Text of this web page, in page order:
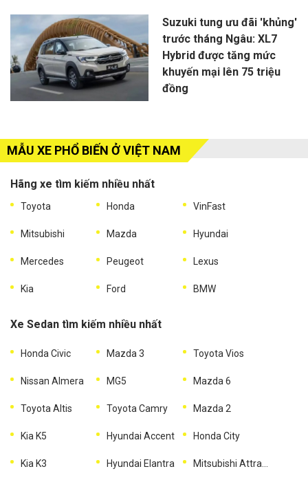
Suzuki tung ưu đãi 'khủng'
trước tháng Ngâu: XL7
Hybrid được tăng mức
khuyến mại lên 75 triệu
đồng
MẪU XE PHỔ BIẾN Ở VIỆT NAM
Hãng xe tìm kiếm nhiều nhất
Toyota Honda VinFast
Mitsubishi Mazda Hyundai
Mercedes Peugeot Lexus
Kia Ford BMW
Xe Sedan tìm kiếm nhiều nhất
Honda Civic Mazda 3 Toyota Vios
Nissan Almera MG5 Mazda 6
Toyota Altis Toyota Camry Mazda 2
Kia K5 Hyundai Accent Honda City
Kia K3 Hyundai Elantra